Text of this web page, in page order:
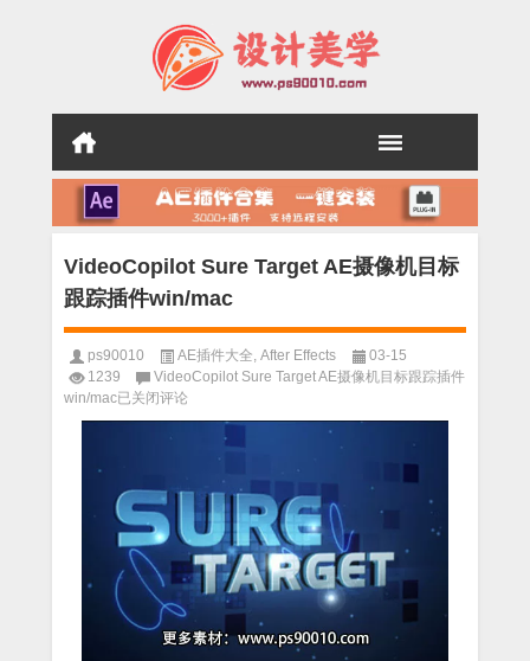
VideoCopilot Sure Target AE摄像机目标
跟踪插件win/mac
ps90010 AE插件大全, After Effects
03-15
1239
VideoCopilot Sure Target AE摄像机目标跟踪插件
win/mac已关闭评论